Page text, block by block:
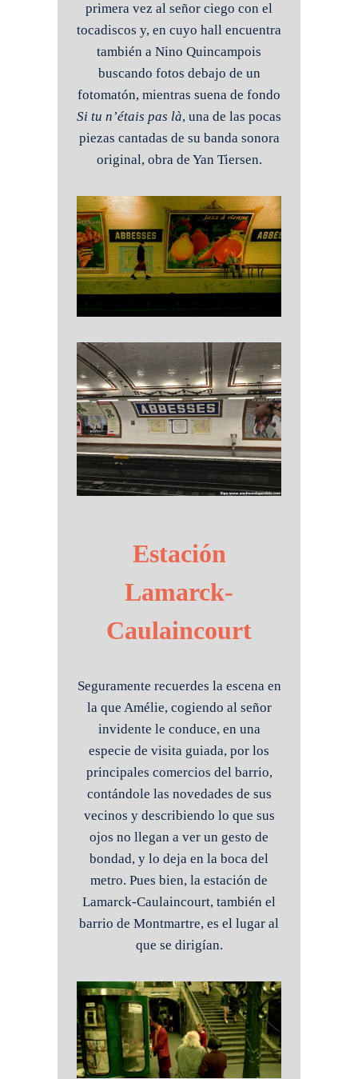
primera vez al señor ciego con el
tocadiscos y, en cuyo hall encuentra
también a Nino Quincampois
buscando fotos debajo de un
fotomatón, mientras suena de fondo
Si tu n’étais pas là, una de las pocas
piezas cantadas de su banda sonora
original, obra de Yan Tiersen.
Estación
Lamarck-
Caulaincourt
Seguramente recuerdes la escena en
la que Amélie, cogiendo al señor
invidente le conduce, en una
especie de visita guiada, por los
principales comercios del barrio,
contándole las novedades de sus
vecinos y describiendo lo que sus
ojos no llegan a ver un gesto de
bondad, y lo deja en la boca del
metro. Pues bien, la estación de
Lamarck-Caulaincourt, también el
barrio de Montmartre, es el lugar al
que se dirigían.